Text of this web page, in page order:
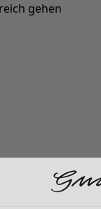
gehen